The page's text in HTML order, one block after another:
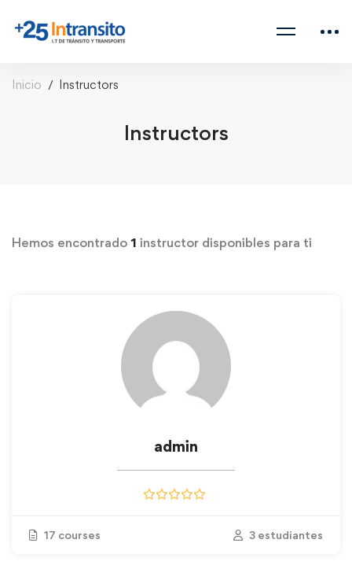
Inicio Instructors
Instructors
Hemos encontrado 1 instructor disponibles para ti
admin
17 courses 3 estudiantes